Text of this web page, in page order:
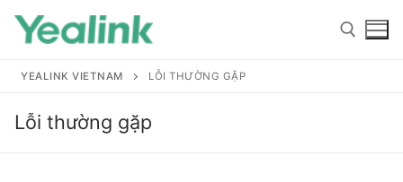
YEALINK VIETNAM LỖI THƯỜNG GẶP
Lỗi thường gặp